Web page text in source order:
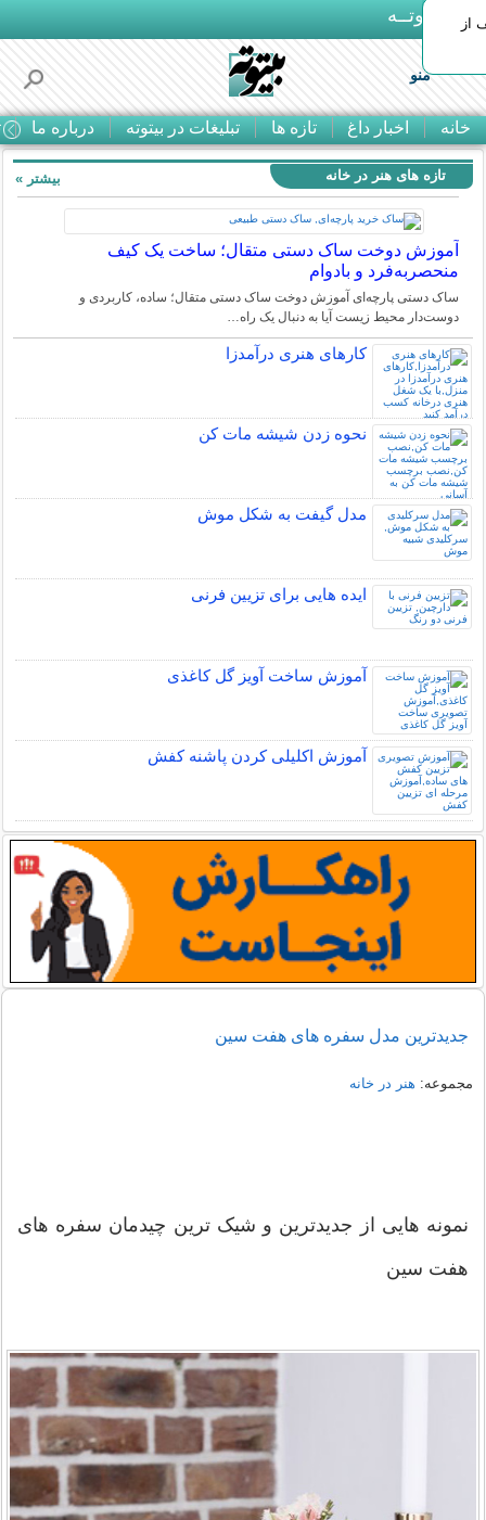
بـیتوتــه
منو
خانه اخبار داغ تازه ها تبلیغات در بیتوته درباره ما
تخفیف از
تازه های هنر در خانه
آموزش دوخت ساک دستی متقال؛ ساخت یک کیف
منحصربه‌فرد و بادوام
ساک دستی پارچه‌ای آموزش دوخت ساک دستی متقال؛ ساده، کاربردی و
دوست‌دار محیط زیست آیا به دنبال یک راه…
کارهای هنری درآمدزا
نحوه زدن شیشه مات کن
مدل گیفت به شکل موش
ایده هایی برای تزیین فرنی
آموزش ساخت آویز گل کاغذی
آموزش اکلیلی کردن پاشنه کفش
بیشتر »
جدیدترین مدل سفره های هفت سین
مجموعه: هنر در خانه
نمونه هایی از جدیدترین و شیک ترین چیدمان سفره های
هفت سین